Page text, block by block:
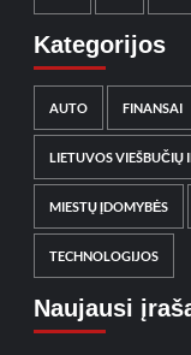
Kategorijos
AUTO FINANSAI
LIETUVOS VIEŠBUČIŲ
MIESTŲ ĮDOMYBĖS
TECHNOLOGIJOS
Naujausi